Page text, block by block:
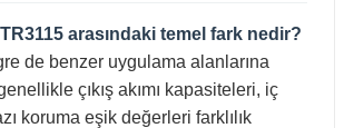
arasındaki temel fark nedir?
de benzer uygulama alanlarına
çıkış akımı kapasiteleri, iç
koruma eşik değerleri farklılık